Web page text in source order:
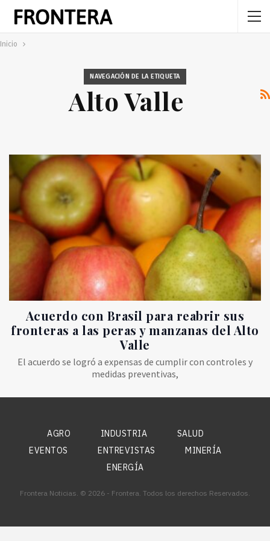
Inicio
NAVEGACIÓN DE LA ETIQUETA
Alto Valle
Acuerdo con Brasil para reabrir sus
fronteras a las peras y manzanas del Alto
Valle
El acuerdo se logró a expensas de cumplir con controles y
medidas preventivas,
AGRO INDUSTRIA
SALUD
EVENTOS
ENTREVISTAS
MINERÍA
ENERGÍA
Frontera Noticias. © 2026 - Frontera. Todos los derechos Reservados.